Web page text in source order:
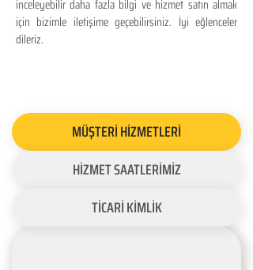
inceleyebilir daha fazla bilgi ve hizmet satın almak
için bizimle iletişime geçebilirsiniz. İyi eğlenceler
dileriz.
MÜŞTERİ HİZMETLERİ
HİZMET SAATLERİMİZ
TİCARİ KİMLİK